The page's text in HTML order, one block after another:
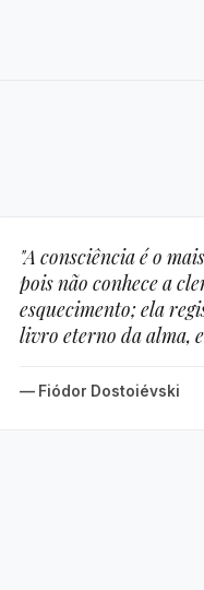
"A consciência é o
pois não conhece a
esquecimento; ela
livro eterno da alma,
— Fiódor Dostoiévski